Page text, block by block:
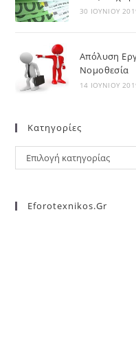
30 ΙΟΥΝΊΟΥ
Απόλυση
Νομοθεσία
14 ΙΟΥΝΊΟΥ
Kατηγορίες
Επιλογή κατηγορίας
Eforotexnikos.gr